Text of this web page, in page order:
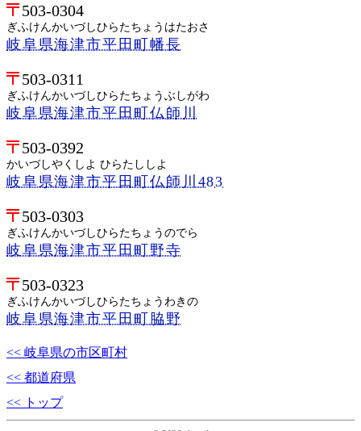
503-0304
ぎふけんかいづしひらたちょうはたおさ
岐阜県海津市平田町幡長
503-0311
ぎふけんかいづしひらたちょうぶしがわ
岐阜県海津市平田町仏師川
503-0392
かいづしやくしよ ひらたししよ
岐阜県海津市平田町仏師川483
503-0303
ぎふけんかいづしひらたちょうのでら
岐阜県海津市平田町野寺
503-0323
ぎふけんかいづしひらたちょうわきの
岐阜県海津市平田町脇野
<< 岐阜県の市区町村
<< 都道府県
<< トップ